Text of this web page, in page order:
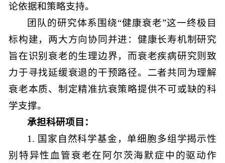
论依据和策略支持。
团队的研究体系围绕“健康衰老”这一终极目
标构建，两大方向协同并进：健康长寿机制研究
旨在识别衰老的生理边界，而衰老疾病研究则致
力于寻找延缓衰退的干预路径。二者共同为理解
衰老本质、制定精准抗衰策略提供不可或缺的科
学支撑。
承担科研项目：
1. 国家自然科学基金，单细胞多组学揭示性
别特异性血管衰老在阿尔茨海默症中的驱动作